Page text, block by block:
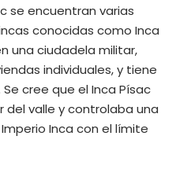
se encuentran varias
conocidas como Inca
una ciudadela militar,
individuales, y tiene
cree que el Inca Písac
valle y controlaba una
Inca con el límite